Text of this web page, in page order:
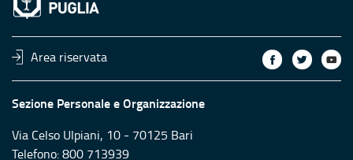
Area riservata
Sezione Personale e Organizzazione
Via Celso Ulpiani, 10 - 70125 Bari
Telefono: 800 713939